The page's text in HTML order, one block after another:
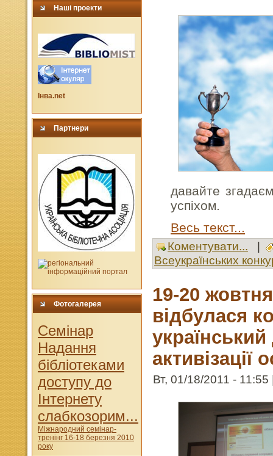
Наші проекти
Інва.net
Партнери
Фотогалерея
Cемінар
Надання
бібліотеками
доступу до
Інтернету
слабкозорим...
Міжнародний семінар-
тренінг 16-18 березня 2010
року
давайте
успіхом.
Весь текст...
Коментувати... |
Всеукраїнських
19-20
відбулася
український
активізації
Вт, 01/18/2011 - 11:55